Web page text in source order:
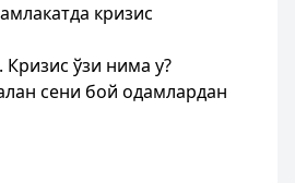
кризис
ўзи нима у?
сени бой одамлардан